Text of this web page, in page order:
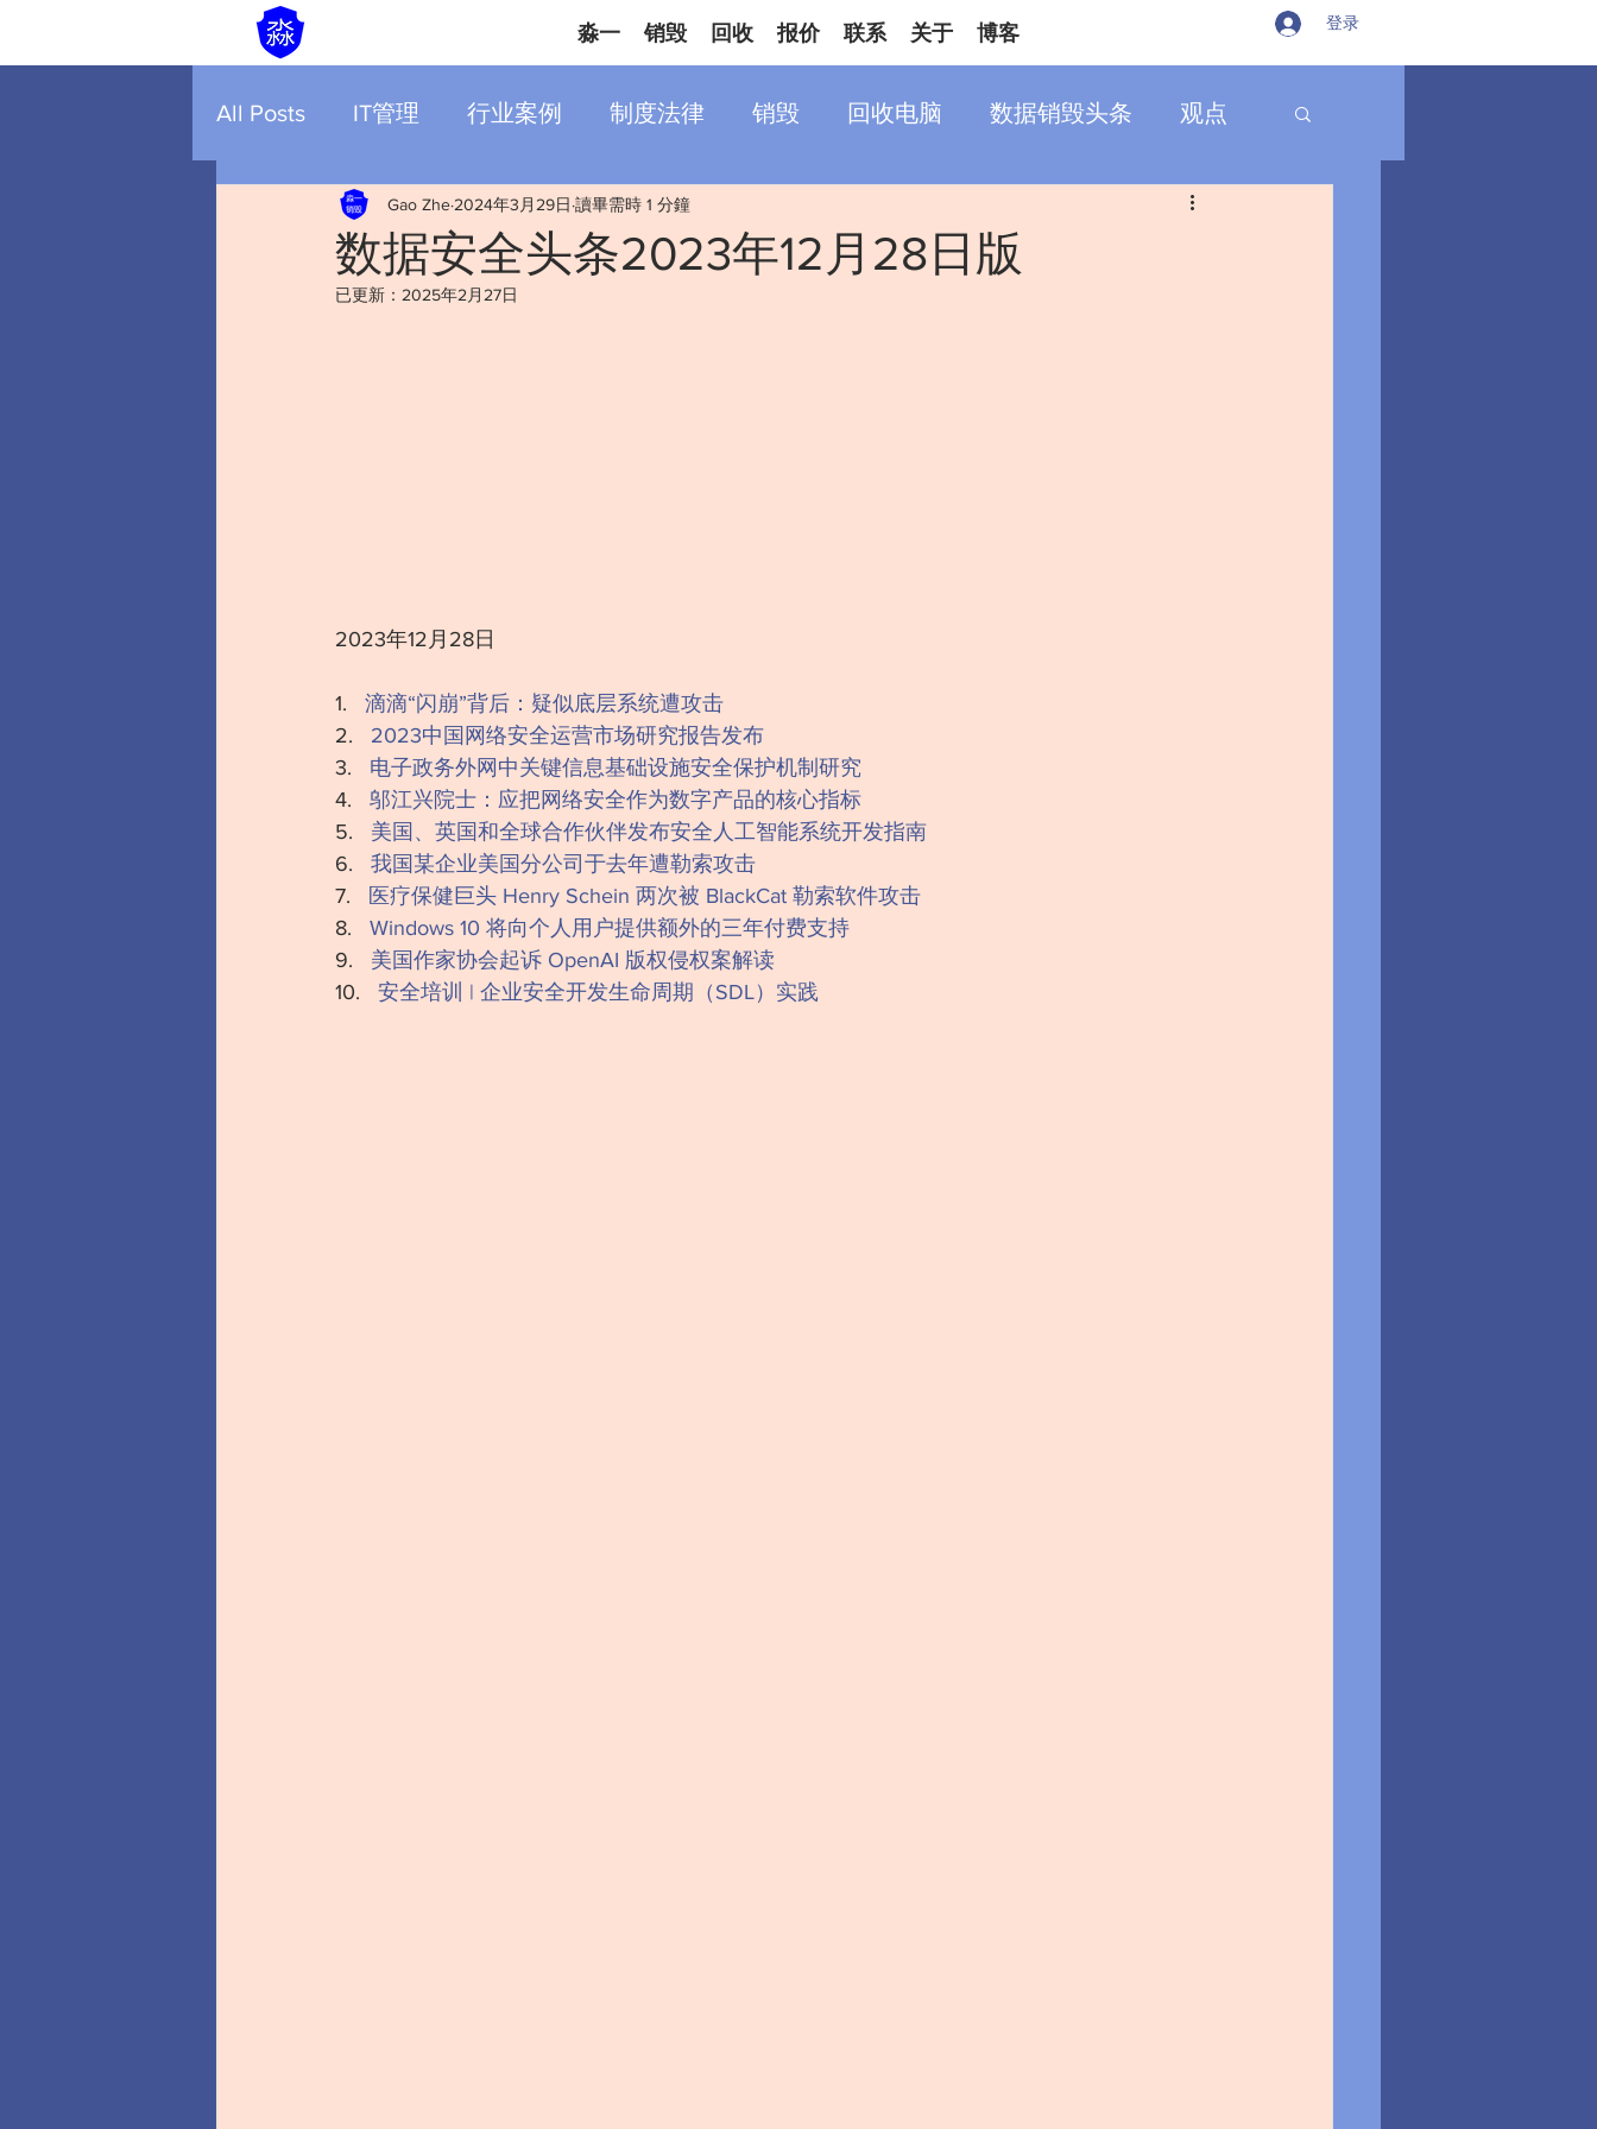
淼一 销毁 回收 报价 联系 关于 博客 登录
All Posts IT管理 行业案例 制度法律 销毁 回收电脑 数据销毁头条 观点
数据安全头条2023年12月28日版
Gao Zhe 2024年3月29日 讀畢需時 1 分鐘
已更新： 2025年2月27日
2023年12月28日
1. 滴滴“闪崩”背后：疑似底层系统遭攻击
‍‍‍2. 2023中国网络安全运营市场研究报告发布
‍‍‍‍‍‍‍‍‍‍‍‍3.   ‍ 电子政务外网中关键信息基础设施安全保护机制研究
4.   ‍ 邬江兴院士：应把网络安全作为数字产品的核心指标
‍‍‍‍5. 美国、英国和全球合作伙伴发布安全人工智能系统开发指南
‍‍‍‍‍‍‍‍6. 我国某企业美国分公司于去年遭勒索攻击
7.
医疗保健巨头 Henry Schein 两次被 BlackCat 勒索软件攻击
‍‍‍‍‍‍‍‍‍‍‍‍‍‍‍‍‍‍‍‍8. Windows 10 将向个人用户提供额外的三年付费支持
‍‍‍9.   ‍‍ 美国作家协会起诉 OpenAI 版权侵权案解读
‍10. 安全培训 | 企业安全开发生命周期（SDL）实践